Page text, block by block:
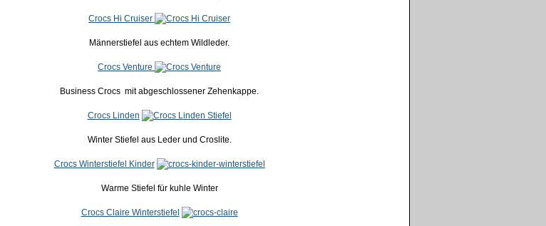
Crocs Hi Cruiser
Männerstiefel aus echtem Wildleder.
Crocs Venture
Business Crocs mit abgeschlossener Zehenkappe.
Crocs Linden
Winter Stiefel aus Leder und Croslite.
Crocs Winterstiefel Kinder
Warme Stiefel für kuhle Winter
Crocs Claire Winterstiefel